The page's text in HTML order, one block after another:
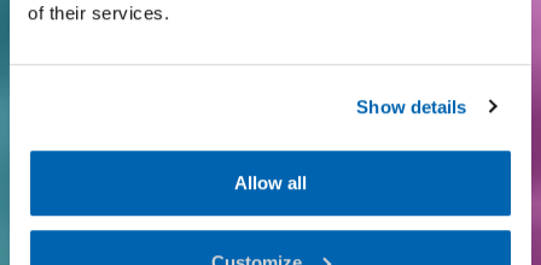
of their services.
Show details
Allow all